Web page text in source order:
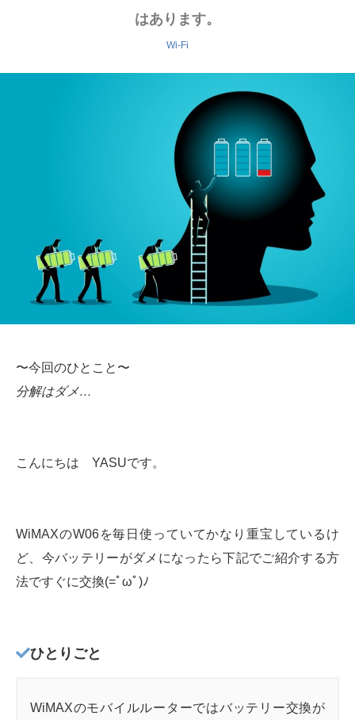
はあります。
Wi-Fi
〜今回のひとこと〜
分解はダメ…
こんにちは YASUです。
WiMAXのW06を毎日使っていてかなり重宝しているけ
ど、今バッテリーがダメになったら下記でご紹介する方
法ですぐに交換(=ﾟωﾟ)ﾉ
ひとりごと
WiMAXのモバイルルーターではバッテリー交換が